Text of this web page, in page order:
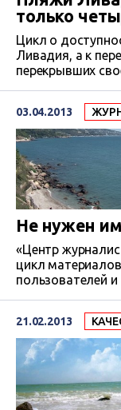
только
Цикл о
Ливадия, а к
перекрывших
бывших топ-менеджеров
крупнейшей
03.04.2013
Не нужен
«Центр
цикл
пользователей
городов и
безопасность
переданных в
революции “- Алупки. Первые результаты
расследования ошеломили:
стали фирмы,
21.02.2013